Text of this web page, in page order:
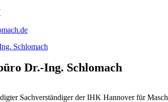
Dr.-Ing. Schlomach
Sachverständiger der IHK Hannover für